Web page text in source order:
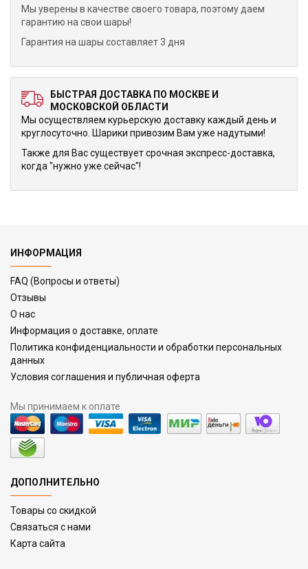
Мы уверены в качестве своего товара, поэтому даем
гарантию на свои шары!
Гарантия на шары составляет 3 дня
БЫСТРАЯ ДОСТАВКА ПО МОСКВЕ И
МОСКОВСКОЙ ОБЛАСТИ
Мы осуществляем курьерскую доставку каждый день и
круглосуточно. Шарики привозим Вам уже надутыми!
Также для Вас существует срочная экспресс-доставка,
когда "нужно уже сейчас"!
ИНФОРМАЦИЯ
FAQ (Вопросы и ответы)
Отзывы
О нас
Информация о доставке, оплате
Политика конфиденциальности и обработки персональных
данных
Условия соглашения и публичная оферта
Мы принимаем к оплате
ДОПОЛНИТЕЛЬНО
Товары со скидкой
Связаться с нами
Карта сайта